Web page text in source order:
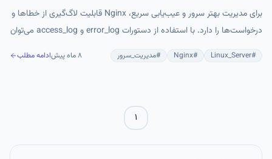
برای مدیریت بهتر سرور و عیب‌یابی سریع، Nginx قابلیت لاگ‌گیری از خطاها و
درخواست‌ها را دارد. با استفاده از دستورات error_log و access_log می‌توان
#
Linux_Server
#
Nginx
#مدیریت_سرور ۸ ماه پیش ادامه مطلب
۱